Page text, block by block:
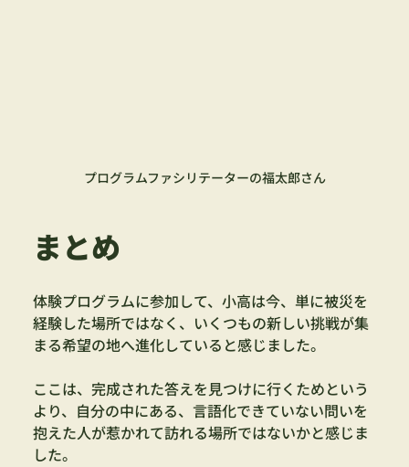
プログラムファシリテーターの福太郎さん
まとめ
体験プログラムに参加して、小高は今、単に被災を
経験した場所ではなく、いくつもの新しい挑戦が集
まる希望の地へ進化していると感じました。
ここは、完成された答えを見つけに行くためという
より、自分の中にある、言語化できていない問いを
抱えた人が惹かれて訪れる場所ではないかと感じま
した。